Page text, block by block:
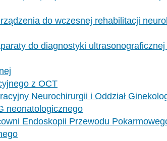
do wczesnej rehabilitacji
do diagnostyki
z OCT
Neurochirurgii i Oddział
neonatologicznego
Endoskopii Przewodu